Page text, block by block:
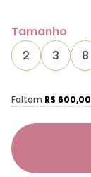
Tamanho
2
3 8
Faltam R$ 600,00